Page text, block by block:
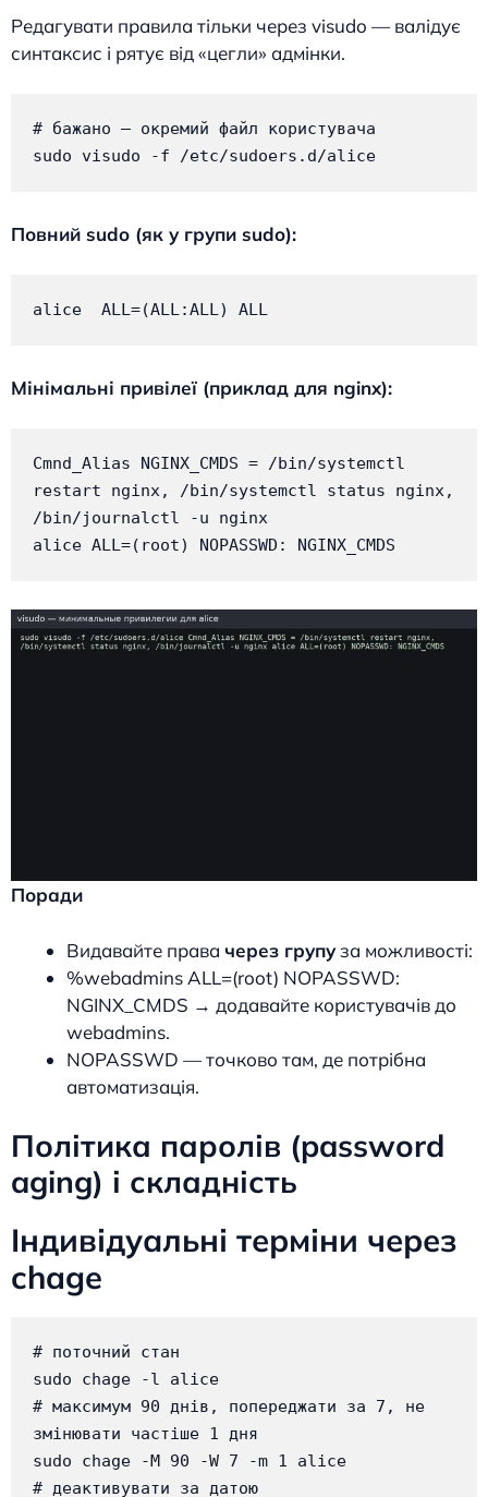
Редагувати правила тільки через visudo — валідує
синтаксис і рятує від «цегли» адмінки.
# бажано — окремий файл користувача
sudo visudo -f /etc/sudoers.d/alice
Повний sudo (як у групи sudo):
alice  ALL=(ALL:ALL) ALL
Мінімальні привілеї (приклад для nginx):
Cmnd_Alias NGINX_CMDS = /bin/systemctl
restart nginx, /bin/systemctl status nginx,
/bin/journalctl -u nginx
alice ALL=(root) NOPASSWD: NGINX_CMDS
Поради
Видавайте права через групуза можливості:
%webadmins ALL=(root) NOPASSWD:
NGINX_CMDS → додавайте користувачів до
webadmins.
NOPASSWD — точково там, де потрібна
автоматизація.
Політика паролів (password
aging) і складність
Індивідуальні терміни через
chage
# поточний стан
sudo chage -l alice
# максимум 90 днів, попереджати за 7, не
змінювати частіше 1 дня
sudo chage -M 90 -W 7 -m 1 alice
# деактивувати за датою